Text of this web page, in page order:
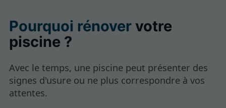
Pourquoi rénover votre
piscine ?
Avec le temps, une piscine peut présenter des
signes d'usure ou ne plus correspondre à vos
attentes.